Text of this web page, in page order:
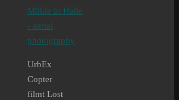
UrbEx
Copter
filmt Lost